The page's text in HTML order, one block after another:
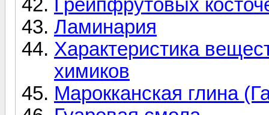
Грейпфрутовых
Ламинария
Характеристика
химиков
Марокканская глина